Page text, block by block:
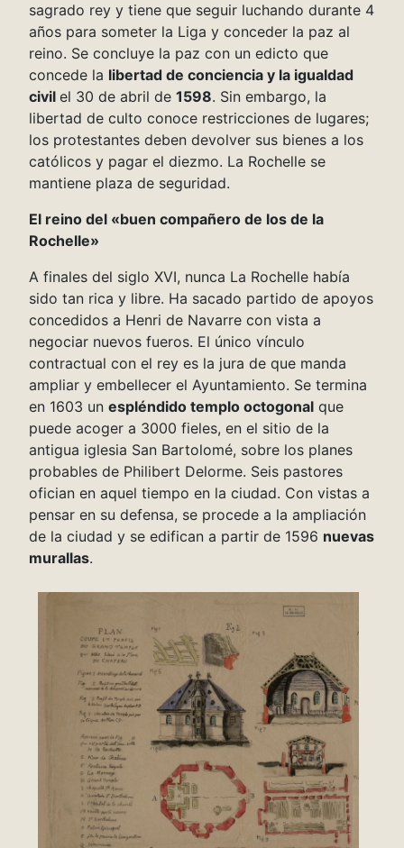
sagrado rey y tiene que seguir luchando durante 4
años para someter la Liga y conceder la paz al
reino. Se concluye la paz con un edicto que
concede la libertad de conciencia y la igualdad
civil el 30 de abril de 1598. Sin embargo, la
libertad de culto conoce restricciones de lugares;
los protestantes deben devolver sus bienes a los
católicos y pagar el diezmo. La Rochelle se
mantiene plaza de seguridad.
El reino del «buen compañero de los de la
Rochelle»
A finales del siglo XVI, nunca La Rochelle había
sido tan rica y libre. Ha sacado partido de apoyos
concedidos a Henri de Navarre con vista a
negociar nuevos fueros. El único vínculo
contractual con el rey es la jura de que manda
ampliar y embellecer el Ayuntamiento. Se termina
en 1603 un espléndido templo octogonal que
puede acoger a 3000 fieles, en el sitio de la
antigua iglesia San Bartolomé, sobre los planes
probables de Philibert Delorme. Seis pastores
ofician en aquel tiempo en la ciudad. Con vistas a
pensar en su defensa, se procede a la ampliación
de la ciudad y se edifican a partir de 1596 nuevas
murallas.